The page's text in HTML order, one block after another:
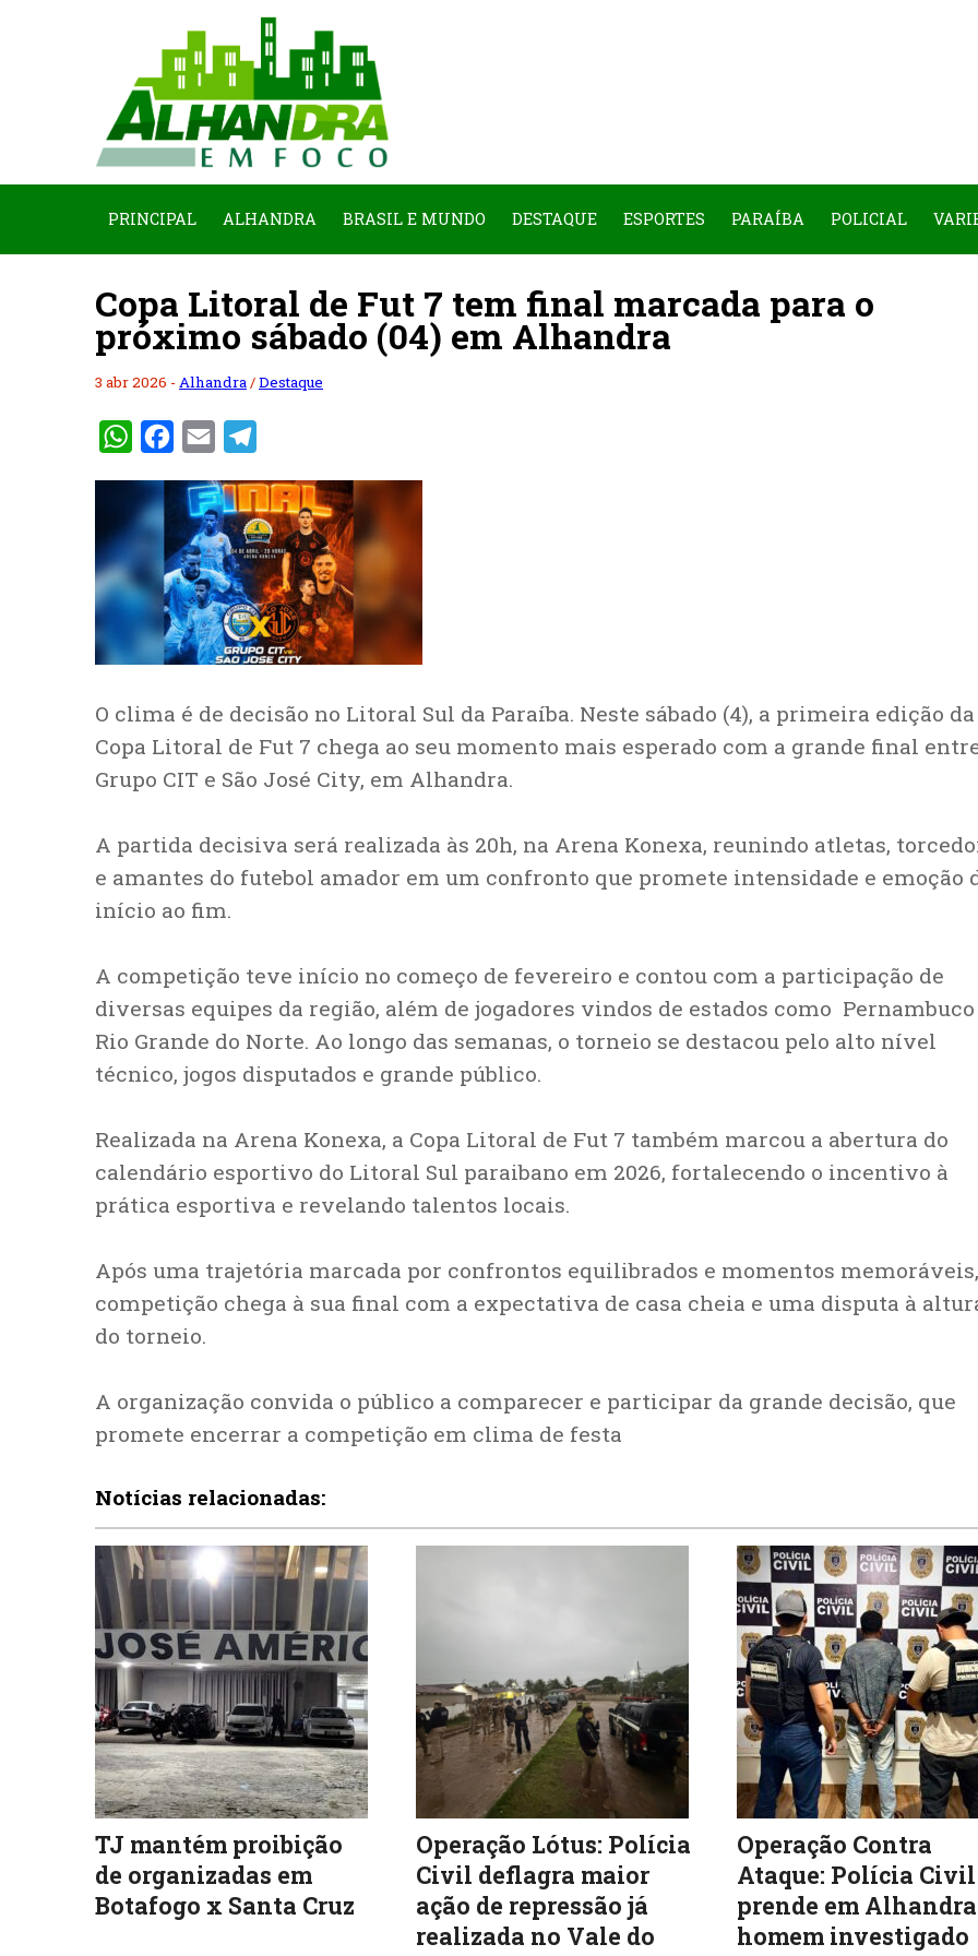
PRINCIPAL ALHANDRA BRASIL E MUNDO DESTAQUE ESPORTES PARAÍBA POLICIAL
Copa Litoral de Fut 7 tem final marcada para o
próximo sábado (04) em Alhandra
3 abr 2026 -Alhandra/Destaque
WhatsAppFacebook
Email
O clima é de decisão no Litoral Sul da Paraíba. Neste sábado (4), a primeira edição da
Copa Litoral de Fut 7 chega ao seu momento mais esperado com a grande final
Grupo CIT e São José City, em Alhandra.
A partida decisiva será realizada às 20h, na Arena Konexa, reunindo atletas,
e amantes do futebol amador em um confronto que promete intensidade e emoção
início ao fim.
A competição teve início no começo de fevereiro e contou com a participação de
diversas equipes da região, além de jogadores vindos de estados como Pernambuco
Rio Grande do Norte. Ao longo das semanas, o torneio se destacou pelo alto nível
técnico, jogos disputados e grande público.
Realizada na Arena Konexa, a Copa Litoral de Fut 7 também marcou a abertura do
calendário esportivo do Litoral Sul paraibano em 2026, fortalecendo o incentivo à
prática esportiva e revelando talentos locais.
Após uma trajetória marcada por confrontos equilibrados e momentos
competição chega à sua final com a expectativa de casa cheia e uma disputa à
do torneio.
A organização convida o público a comparecer e participar da grande decisão, que
promete encerrar a competição em clima de festa
Notícias relacionadas:
TJ mantém proibição
de organizadas em
Botafogo x Santa Cruz
Operação Lótus: Polícia
Civil deflagra maior
ação de repressão já
realizada no Vale do
Operação Contra
Ataque: Polícia Civil
prende em Alhandra
homem investigado